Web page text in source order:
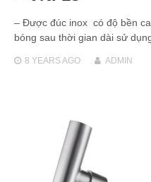
– Được đúc inox có độ bền
bóng sau thời gian dài sử
8 YEARSAGO ADMIN